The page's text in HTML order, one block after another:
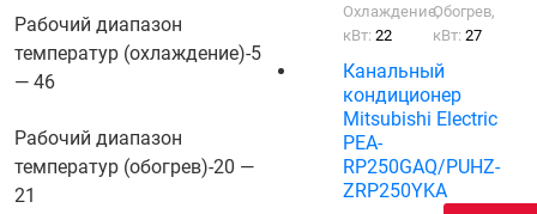
Рабочий диапазон
температур (охлаждение)-5
— 46
Рабочий диапазон
температур (обогрев)-20 —
21
Охлаждение,
кВт:22
Обогрев,
кВт:27
Канальный
кондиционер
Mitsubishi Electric
PEA-
RP250GAQ/PUHZ-
ZRP250YKA